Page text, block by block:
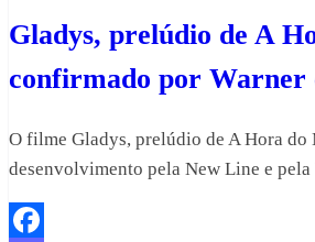
Gladys, prelúdio de A
confirmado por Warner
O filme Gladys, prelúdio de A Hora do
desenvolvimento pela New Line e